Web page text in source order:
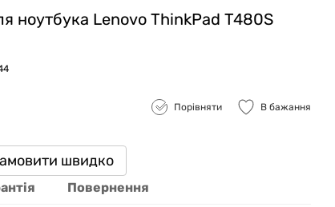
ноутбука Lenovo ThinkPad T480S
Порівняти В бажання
швидко
Повернення